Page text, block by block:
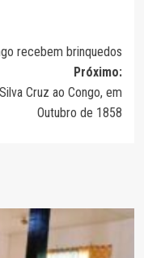
recebem brinquedos
Próximo:
Cruz ao Congo, em
Outubro de 1858